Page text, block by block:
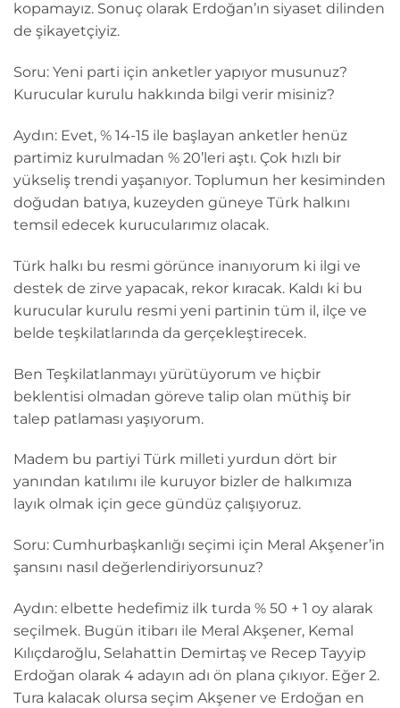
kopamayız. Sonuç olarak Erdoğan’ın siyaset dilinden
de şikayetçiyiz.
Soru: Yeni parti için anketler yapıyor musunuz?
Kurucular kurulu hakkında bilgi verir misiniz?
Aydın: Evet, % 14-15 ile başlayan anketler henüz
partimiz kurulmadan % 20’leri aştı. Çok hızlı bir
yükseliş trendi yaşanıyor. Toplumun her kesiminden
doğudan batıya, kuzeyden güneye Türk halkını
temsil edecek kurucularımız olacak.
Türk halkı bu resmi görünce inanıyorum ki ilgi ve
destek de zirve yapacak, rekor kıracak. Kaldı ki bu
kurucular kurulu resmi yeni partinin tüm il, ilçe ve
belde teşkilatlarında da gerçekleştirecek.
Ben Teşkilatlanmayı yürütüyorum ve hiçbir
beklentisi olmadan göreve talip olan müthiş bir
talep patlaması yaşıyorum.
Madem bu partiyi Türk milleti yurdun dört bir
yanından katılımı ile kuruyor bizler de halkımıza
layık olmak için gece gündüz çalışıyoruz.
Soru: Cumhurbaşkanlığı seçimi için Meral Akşener’in
şansını nasıl değerlendiriyorsunuz?
Aydın: elbette hedefimiz ilk turda % 50 + 1 oy alarak
seçilmek. Bugün itibarı ile Meral Akşener, Kemal
Kılıçdaroğlu, Selahattin Demirtaş ve Recep Tayyip
Erdoğan olarak 4 adayın adı ön plana çıkıyor. Eğer 2.
Tura kalacak olursa seçim Akşener ve Erdoğan en